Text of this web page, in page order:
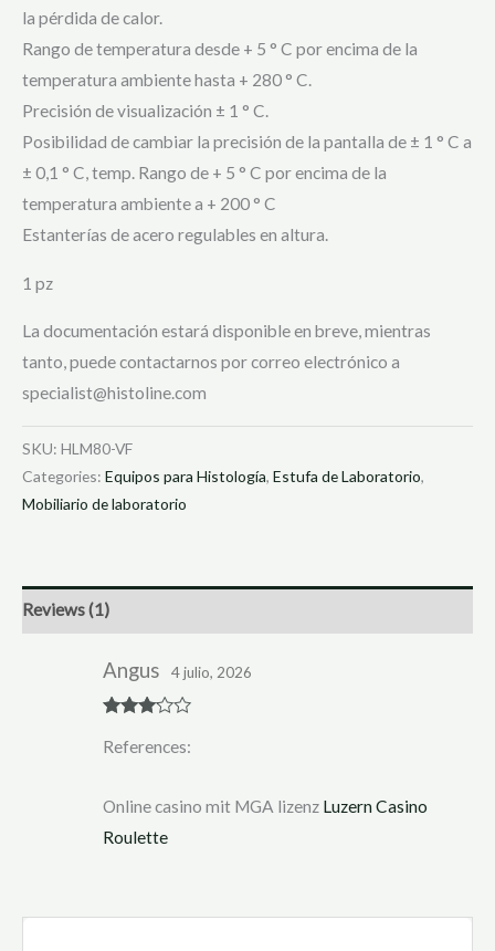
la pérdida de calor.
Rango de temperatura desde + 5 ° C por encima de la
temperatura ambiente hasta + 280 ° C.
Precisión de visualización ± 1 ° C.
Posibilidad de cambiar la precisión de la pantalla de ± 1 ° C a
± 0,1 ° C, temp. Rango de + 5 ° C por encima de la
temperatura ambiente a + 200 ° C
Estanterías de acero regulables en altura.
1 pz
La documentación estará disponible en breve, mientras
tanto, puede contactarnos por correo electrónico a
specialist@histoline.com
SKU: HLM80-VF
Categories: Equipos para Histología, Estufa de Laboratorio,
Mobiliario de laboratorio
Reviews (1)
out of 5
Angus 4 julio, 2026
References:
Online casino mit MGA lizenz Luzern Casino
Roulette